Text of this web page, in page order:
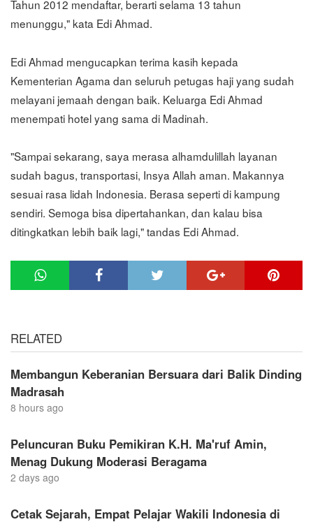
Tahun 2012 mendaftar, berarti selama 13 tahun
menunggu," kata Edi Ahmad.
Edi Ahmad mengucapkan terima kasih kepada
Kementerian Agama dan seluruh petugas haji yang sudah
melayani jemaah dengan baik. Keluarga Edi Ahmad
menempati hotel yang sama di Madinah.
"Sampai sekarang, saya merasa alhamdulillah layanan
sudah bagus, transportasi, Insya Allah aman. Makannya
sesuai rasa lidah Indonesia. Berasa seperti di kampung
sendiri. Semoga bisa dipertahankan, dan kalau bisa
ditingkatkan lebih baik lagi," tandas Edi Ahmad.
RELATED
Membangun Keberanian Bersuara dari Balik Dinding
Madrasah
8 hours ago
Peluncuran Buku Pemikiran K.H. Ma'ruf Amin,
Menag Dukung Moderasi Beragama
2 days ago
Cetak Sejarah, Empat Pelajar Wakili Indonesia di